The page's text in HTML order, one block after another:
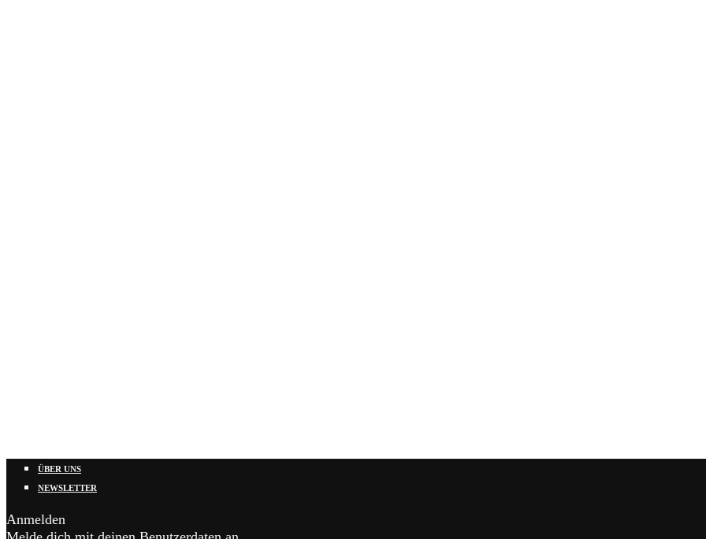
ÜBER UNS
NEWSLETTER
Anmelden